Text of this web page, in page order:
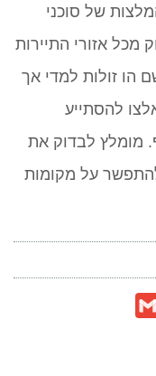
של סוכני
מכל אזורי התיירות
הו זולות למדי אך
להסתייע
מומלץ לבדוק את
על מקומות